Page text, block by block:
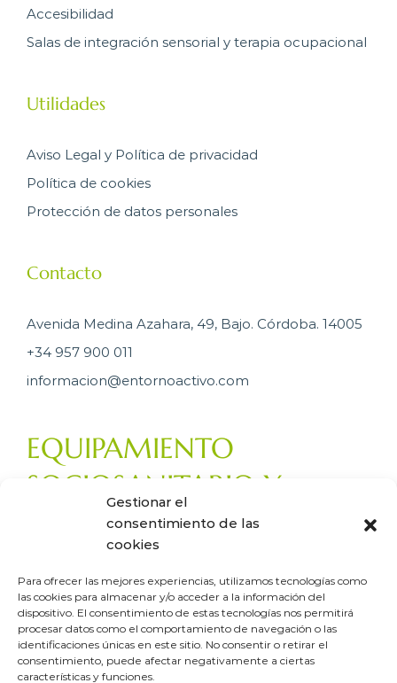
Gestionar el
consentimiento de las
cookies
Para ofrecer las mejores experiencias, utilizamos tecnologías como
las cookies para almacenar y/o acceder a la información del
dispositivo. El consentimiento de estas tecnologías nos permitirá
procesar datos como el comportamiento de navegación o las
identificaciones únicas en este sitio. No consentir o retirar el
consentimiento, puede afectar negativamente a ciertas
características y funciones.
Accesibilidad
Salas de integración sensorial y terapia ocupacional
Utilidades
Aviso Legal y Política de privacidad
Política de cookies
Protección de datos personales
Contacto
Avenida Medina Azahara, 49, Bajo. Córdoba. 14005
+34 957 900 011
informacion@entornoactivo.com
EQUIPAMIENTO
SOCIOSANITARIO Y
ACCESIBILIDAD.
Desarrollo web Aicor